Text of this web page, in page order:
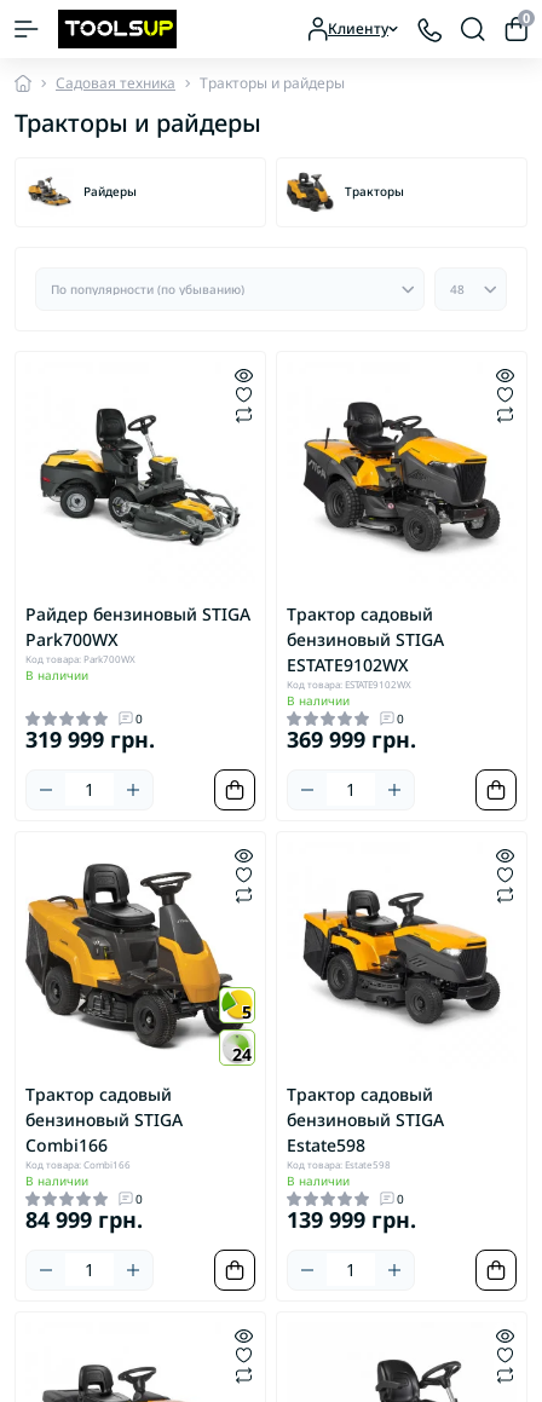
Клиенту 0
Садовая техника Тракторы и райдеры
Тракторы и райдеры
Райдеры Тракторы
Райдер бензиновый STIGA
Park700WX
Код товара: Park700WX
В наличии
0
319 999 грн.
Трактор садовый
бензиновый STIGA
ESTATE9102WX
Код товара: ESTATE9102WX
В наличии
0
369 999 грн.
5
24
Трактор садовый
бензиновый STIGA
Combi166
Код товара: Combi166
В наличии
0
84 999 грн.
Трактор садовый
бензиновый STIGA
Estate598
Код товара: Estate598
В наличии
0
139 999 грн.